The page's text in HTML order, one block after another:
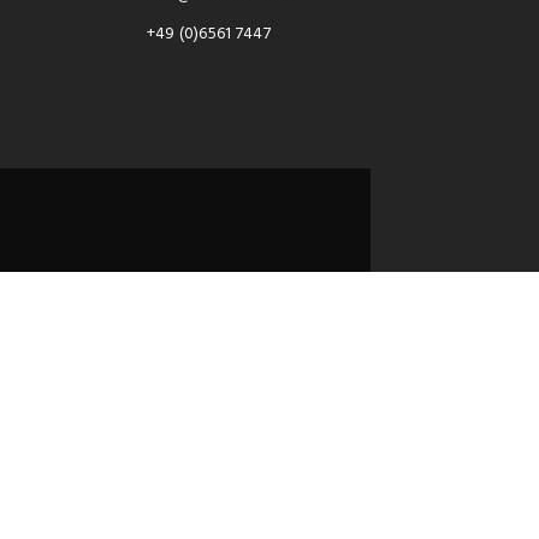
+49 (0)6561 7447